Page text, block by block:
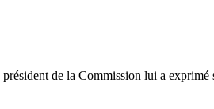
de la Commission lui a exprimé